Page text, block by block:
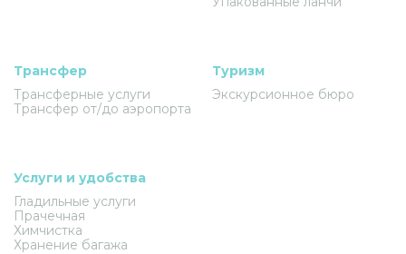
Трансфер
Трансферные услуги
Трансфер от/до аэропорта
Туризм
Экскурсионное бюро
Услуги и удобства
Гладильные услуги
Прачечная
Химчистка
Хранение багажа